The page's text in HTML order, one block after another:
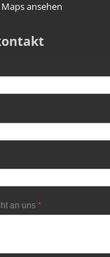
ansehen
an uns *